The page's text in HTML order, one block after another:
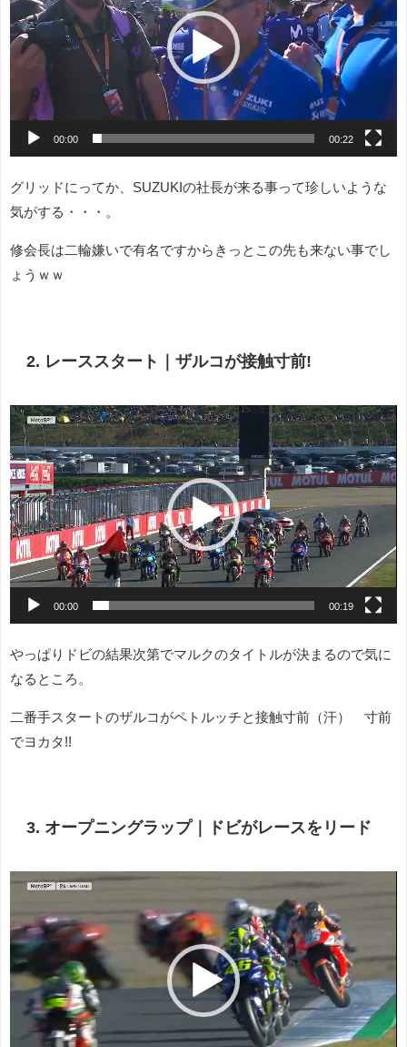
レ
ー
00:00 00:22
グリッドにってか、SUZUKIの社長が来る事って珍しいような
気がする・・・。
修会長は二輪嫌いで有名ですからきっとこの先も来ない事でし
ょうｗｗ
2. レーススタート｜ザルコが接触寸前!
動
画
プ
レ
ー
ヤ
ー
00:00 00:19
やっぱりドビの結果次第でマルクのタイトルが決まるので気に
なるところ。
二番手スタートのザルコがペトルッチと接触寸前（汗） 寸前
でヨカタ!!
3. オープニングラップ｜ドビがレースをリード
動
プ
レ